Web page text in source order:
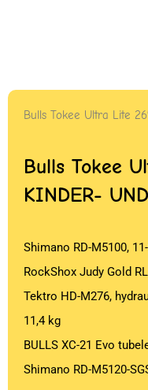
Bulls Tokee Ultra Lite
Bulls Tokee
KINDER-
Shimano RD-M5100,
RockShox Judy Gold
Tektro HD-M276,
11,4 kg
BULLS XC-21 Evo
Shimano RD-M5120-